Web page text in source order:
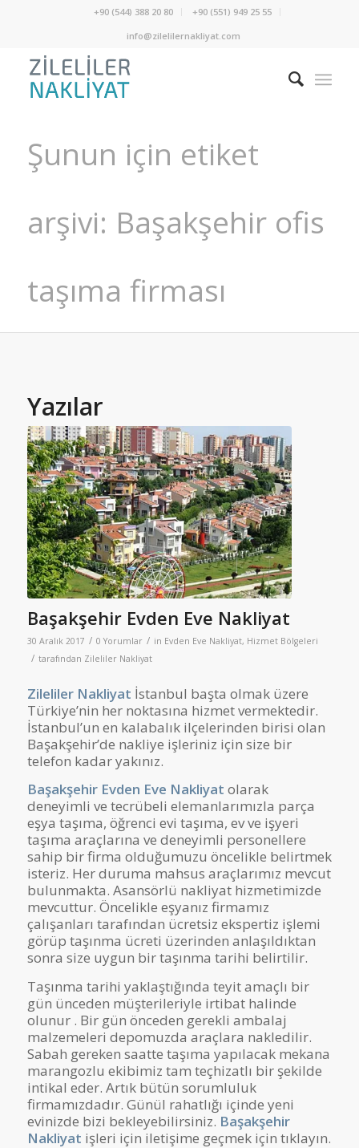
+90 (544) 388 20 80
+90 (551) 949 25 55
info@zilelilernakliyat.com
Şunun için etiket
arşivi: Başakşehir ofis
taşıma firması
Yazılar
Başakşehir Evden Eve Nakliyat
30 Aralık 2017 / 0 Yorumlar / in Evden Eve Nakliyat, Hizmet Bölgeleri
/ tarafından Zileliler Nakliyat
Zileliler Nakliyat İstanbul başta olmak üzere
Türkiye’nin her noktasına hizmet vermektedir.
İstanbul’un en kalabalık ilçelerinden birisi olan
Başakşehir’de nakliye işleriniz için size bir
telefon kadar yakınız.
Başakşehir Evden Eve Nakliyat olarak
deneyimli ve tecrübeli elemanlarımızla parça
eşya taşıma, öğrenci evi taşıma, ev ve işyeri
taşıma araçlarına ve deneyimli personellere
sahip bir firma olduğumuzu öncelikle belirtmek
isteriz. Her duruma mahsus araçlarımız mevcut
bulunmakta. Asansörlü nakliyat hizmetimizde
mevcuttur. Öncelikle eşyanız firmamız
çalışanları tarafından ücretsiz ekspertiz işlemi
görüp taşınma ücreti üzerinden anlaşıldıktan
sonra size uygun bir taşınma tarihi belirtilir.
Taşınma tarihi yaklaştığında teyit amaçlı bir
gün ünceden müşterileriyle irtibat halinde
olunur . Bir gün önceden gerekli ambalaj
malzemeleri depomuzda araçlara nakledilir.
Sabah gereken saatte taşıma yapılacak mekana
marangozlu ekibimiz tam teçhizatlı bir şekilde
intikal eder. Artık bütün sorumluluk
firmamızdadır. Günül rahatlığı içinde yeni
evinizde bizi bekleyebilirsiniz. Başakşehir
Nakliyat işleri için iletişime geçmek için tıklayın.